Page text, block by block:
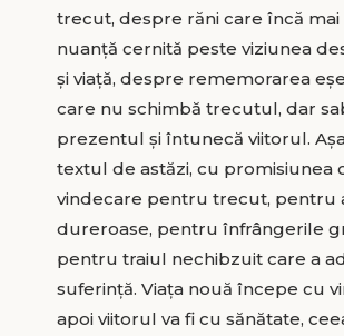
trecut, despre răni care încă mai
nuanță cernită peste viziunea
și viață, despre rememorarea
care nu schimbă trecutul, dar
prezentul și întunecă viitorul.
textul de astăzi, cu promisiunea
vindecare pentru trecut, pentru
dureroase, pentru înfrângerile
pentru traiul nechibzuit care a
suferință. Viața nouă începe cu
apoi viitorul va fi cu sănătate,